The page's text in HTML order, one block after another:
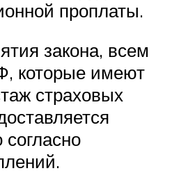
проплаты.
закона, всем
которые имеют
страховых